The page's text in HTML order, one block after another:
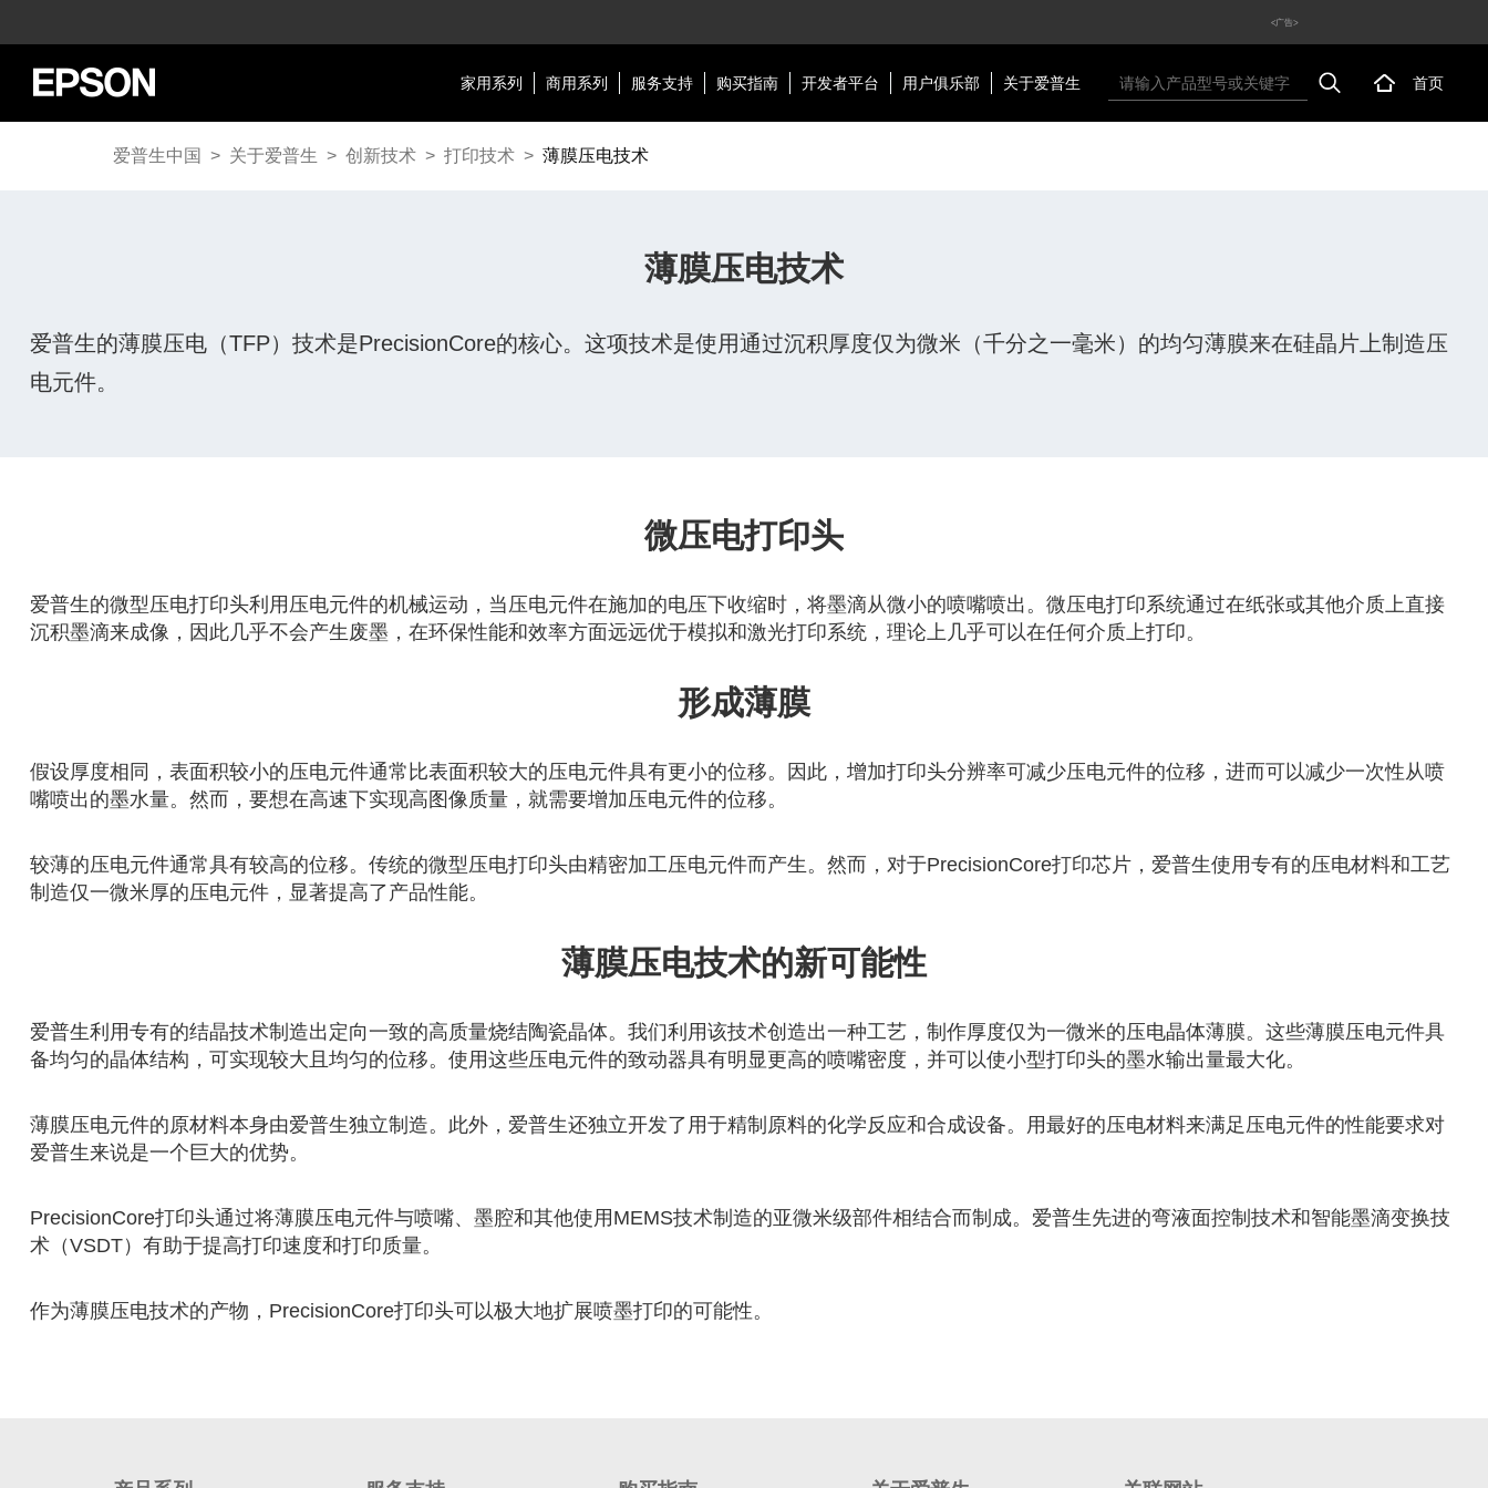
<广告>
家用系列 商用系列 服务支持 购买指南 开发者平台 用户俱乐部 关于爱普生 首页
爱普生中国 > 关于爱普生 > 创新技术 > 打印技术 > 薄膜压电技术
薄膜压电技术
爱普生的薄膜压电（TFP）技术是PrecisionCore的核心。这项技术是使用通过沉积厚度仅为微米（千分之一毫米）的均匀薄膜来在硅晶片上制造压
电元件。
微压电打印头
爱普生的微型压电打印头利用压电元件的机械运动，当压电元件在施加的电压下收缩时，将墨滴从微小的喷嘴喷出。微压电打印系统通过在纸张或其他介质上直接
沉积墨滴来成像，因此几乎不会产生废墨，在环保性能和效率方面远远优于模拟和激光打印系统，理论上几乎可以在任何介质上打印。
形成薄膜
假设厚度相同，表面积较小的压电元件通常比表面积较大的压电元件具有更小的位移。因此，增加打印头分辨率可减少压电元件的位移，进而可以减少一次性从喷
嘴喷出的墨水量。然而，要想在高速下实现高图像质量，就需要增加压电元件的位移。
较薄的压电元件通常具有较高的位移。传统的微型压电打印头由精密加工压电元件而产生。然而，对于PrecisionCore打印芯片，爱普生使用专有的压电材料和工艺
制造仅一微米厚的压电元件，显著提高了产品性能。
薄膜压电技术的新可能性
爱普生利用专有的结晶技术制造出定向一致的高质量烧结陶瓷晶体。我们利用该技术创造出一种工艺，制作厚度仅为一微米的压电晶体薄膜。这些薄膜压电元件具
备均匀的晶体结构，可实现较大且均匀的位移。使用这些压电元件的致动器具有明显更高的喷嘴密度，并可以使小型打印头的墨水输出量最大化。
薄膜压电元件的原材料本身由爱普生独立制造。此外，爱普生还独立开发了用于精制原料的化学反应和合成设备。用最好的压电材料来满足压电元件的性能要求对
爱普生来说是一个巨大的优势。
PrecisionCore打印头通过将薄膜压电元件与喷嘴、墨腔和其他使用MEMS技术制造的亚微米级部件相结合而制成。爱普生先进的弯液面控制技术和智能墨滴变换技
术（VSDT）有助于提高打印速度和打印质量。
作为薄膜压电技术的产物，PrecisionCore打印头可以极大地扩展喷墨打印的可能性。